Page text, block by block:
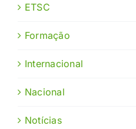
ETSC
Formação
Internacional
Nacional
Notícias